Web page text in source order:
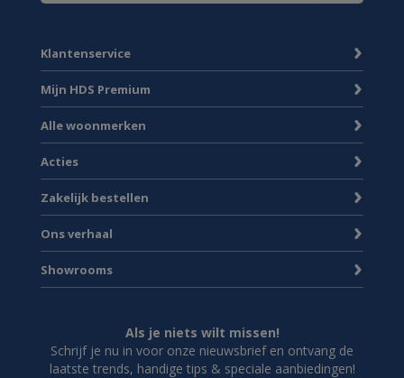
Klantenservice
Mijn HDS Premium
Alle woonmerken
Acties
Zakelijk bestellen
Ons verhaal
Showrooms
Als je niets wilt missen!
Schrijf je nu in voor onze nieuwsbrief en ontvang de
laatste trends, handige tips & speciale aanbiedingen!